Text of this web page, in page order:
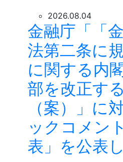
2026.08.04
金融庁「「
法第二条に
に関する内
部を改正す
（案）」に
ックコメン
表」を公表